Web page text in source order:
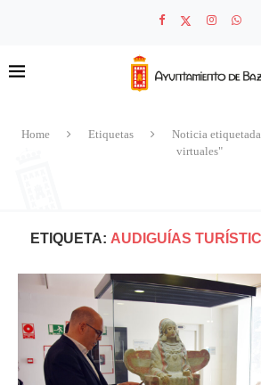
Home Etiquetas
Noticia
virtuales"
ETIQUETA: AUDIGUÍAS